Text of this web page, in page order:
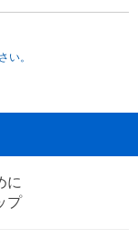
い。
に
プ